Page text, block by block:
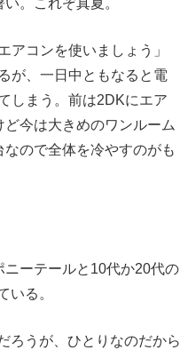
。これぞ真夏。
アコンを使いましょう」
が、一日中ともなると電
しまう。前は2DKにエア
ど今は大きめのワンルーム
なので全体を冷やすのがも
ーテールと10代か20代の
いる。
ろうが、ひとりなのだから